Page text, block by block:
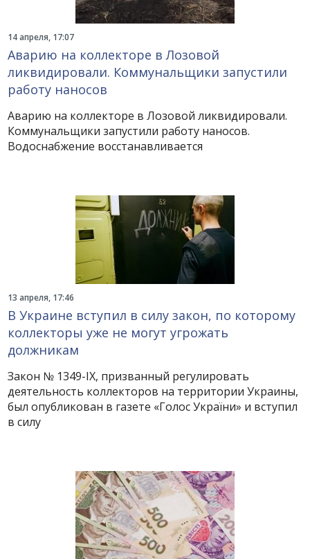
14 апреля, 17:07
Аварию на коллекторе в Лозовой
ликвидировали. Коммунальщики запустили
работу наносов
Аварию на коллекторе в Лозовой ликвидировали.
Коммунальщики запустили работу наносов.
Водоснабжение восстанавливается
13 апреля, 17:46
В Украине вступил в силу закон, по которому
коллекторы уже не могут угрожать
должникам
Закон № 1349-IX, призванный регулировать
деятельность коллекторов на территории Украины,
был опубликован в газете «Голос України» и вступил
в силу